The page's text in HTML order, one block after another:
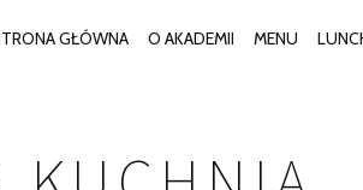
GŁÓWNA O AKADEMII MENU